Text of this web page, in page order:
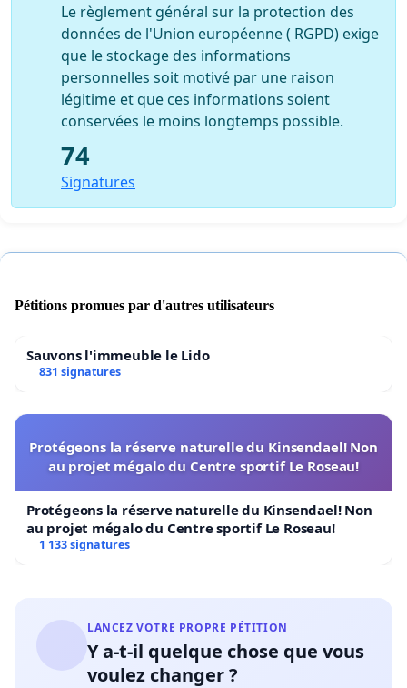
Le règlement général sur la protection des
données de l'Union européenne ( RGPD) exige
que le stockage des informations
personnelles soit motivé par une raison
légitime et que ces informations soient
conservées le moins longtemps possible.
74
Signatures
Pétitions promues par d'autres utilisateurs
Sauvons l'immeuble le Lido
831 signatures
Protégeons la réserve naturelle du Kinsendael! Non
au projet mégalo du Centre sportif Le Roseau!
Protégeons la réserve naturelle du Kinsendael! Non
au projet mégalo du Centre sportif Le Roseau!
1 133 signatures
LANCEZ VOTRE PROPRE PÉTITION
Y a-t-il quelque chose que vous
voulez changer ?